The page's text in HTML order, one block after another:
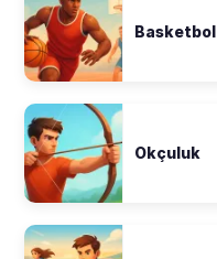
Basketbol
Okçuluk